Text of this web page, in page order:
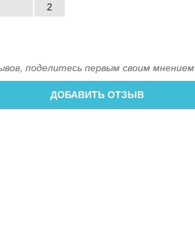
2
поделитесь первым своим мнением.
ДОБАВИТЬ ОТЗЫВ